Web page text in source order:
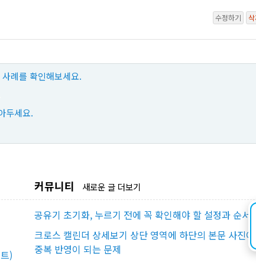
수정하기
례를 확인해보세요.
두세요.
)
커뮤니티 새로운 글 더보기
공유기 초기화, 누르기 전에 꼭 확인해야 할 설정과 순서
크로스 캘린더 상세보기 상단 영역에 하단의 본문 사진이
중복 반영이 되는 문제